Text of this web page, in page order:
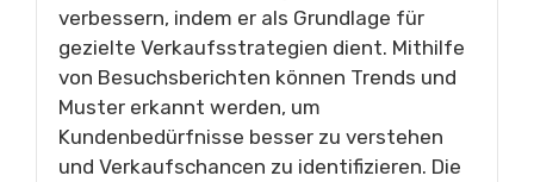
verbessern, indem er als Grundlage für
gezielte Verkaufsstrategien dient. Mithilfe
von Besuchsberichten können Trends und
Muster erkannt werden, um
Kundenbedürfnisse besser zu verstehen
und Verkaufschancen zu identifizieren. Die